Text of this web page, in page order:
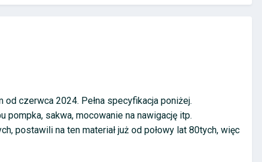
czerwca 2024. Pełna specyfikacja poniżej.
sakwa, mocowanie na nawigację itp.
postawili na ten materiał już od połowy lat 80tych, więc